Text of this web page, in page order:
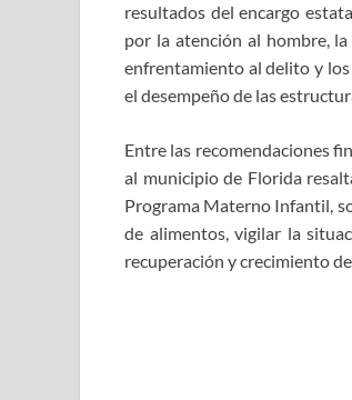
resultados del encargo
por la atención al hombre,
enfrentamiento al delito y
el desempeño de las
Entre las recomendaciones
al municipio de Florida
Programa Materno Infantil,
de alimentos, vigilar la
recuperación y crecimiento